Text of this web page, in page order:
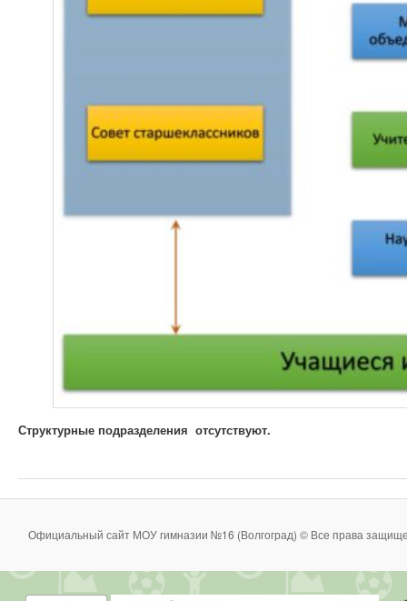
Структурные подразделения отсутствуют.
Официальный сайт МОУ гимназии №16 (Волгоград) © Все права